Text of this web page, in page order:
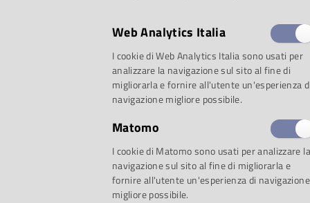
Web Analytics Italia
I cookie di Web Analytics Italia sono usati per
analizzare la navigazione sul sito al fine di
migliorarla e fornire all'utente un'esperienza
navigazione migliore possibile.
Matomo
I cookie di Matomo sono usati per analizzare la
navigazione sul sito al fine di migliorarla e
fornire all'utente un'esperienza di navigazione
migliore possibile.